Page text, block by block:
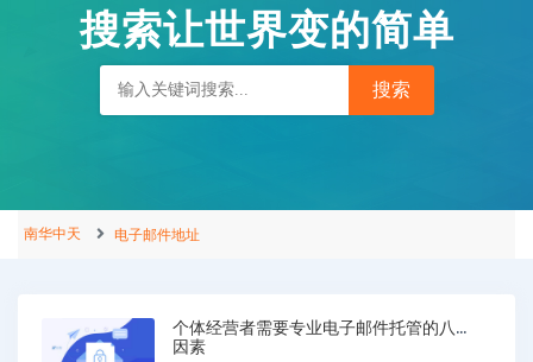
搜索让世界变的简单
南华中天 电子邮件地址
个体经营者需要专业电子邮件托管的八个
因素